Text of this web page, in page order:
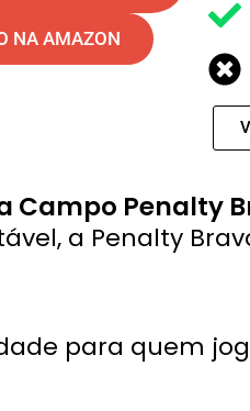
NA AMAZON
Campo Penalty
a Penalty
para quem